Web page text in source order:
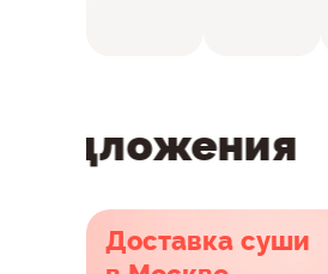
Доставка суши